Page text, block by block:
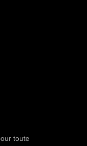
toute